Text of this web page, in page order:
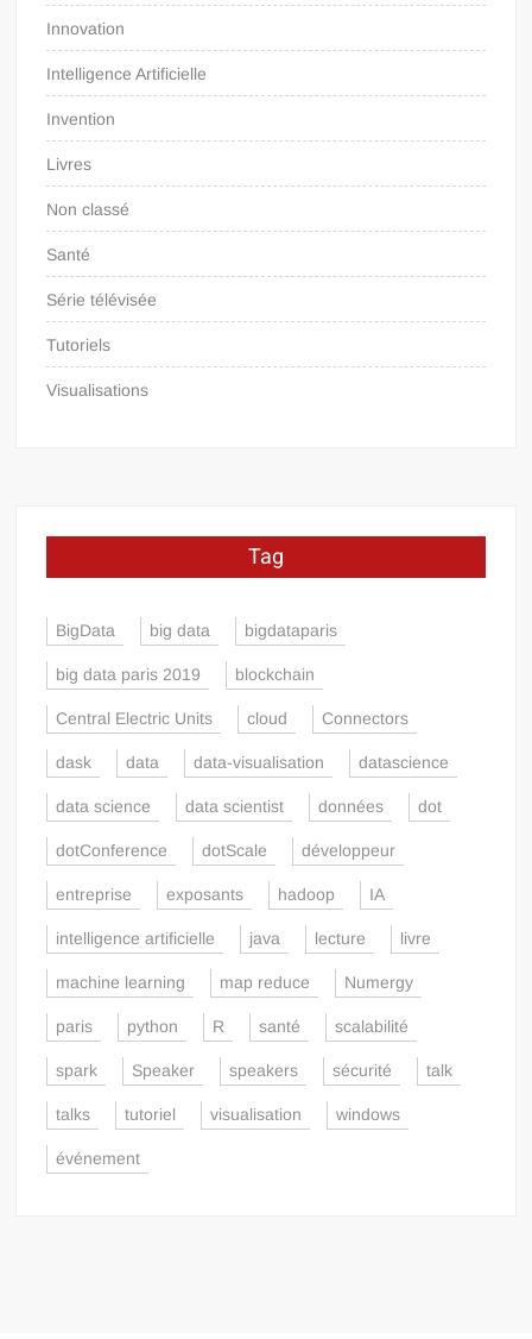
Innovation
Intelligence Artificielle
Invention
Livres
Non classé
Santé
Série télévisée
Tutoriels
Visualisations
Tag
BigData big data bigdataparis
big data paris 2019 blockchain
Central Electric Units cloud Connectors
dask data data-visualisation datascience
data science data scientist données dot
dotConference dotScale développeur
entreprise exposants hadoop IA
intelligence artificielle java lecture livre
machine learning map reduce Numergy
paris python R santé scalabilité
spark Speaker speakers sécurité talk
talks tutoriel visualisation windows
événement